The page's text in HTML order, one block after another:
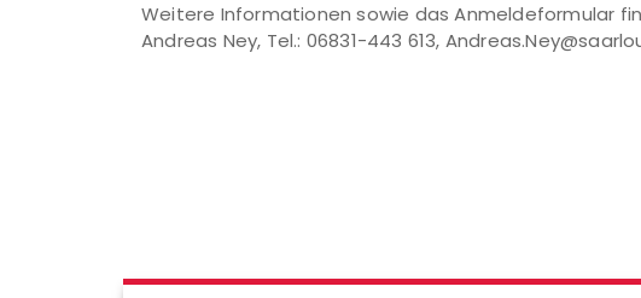
Weitere Informationen sowie das Anmeldeformular
Andreas Ney, Tel.: 06831-443 613,